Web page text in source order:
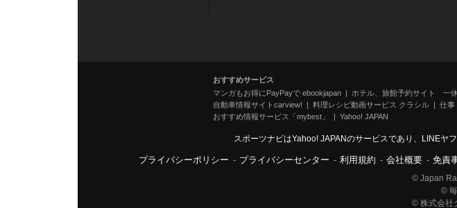
おすすめサービス
マンガもお得にPayPayで ebookjapan
ホテル、旅館予約サイト 一
自動車情報サイトcarview!
料理レシピ動画サービス クラシル 仕事
おすすめ情報サービス「mybest」
Yahoo! JAPAN
スポーツナビはYahoo! JAPANのサービスであり、LINEヤ
プライバシーポリシー - プライバシーセンター - 利用規約 - 会社概要 - 免責
© Japan
©
© 株式会社